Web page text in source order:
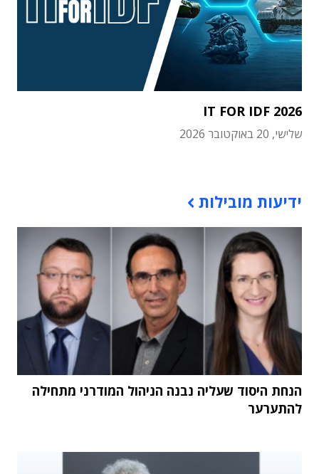
IT FOR IDF 2026
שלישי, 20 באוקטובר 2026
ידיעות מובילות
הנחת היסוד שעליה נבנה הניהול המודרני מתחילה
להתערער